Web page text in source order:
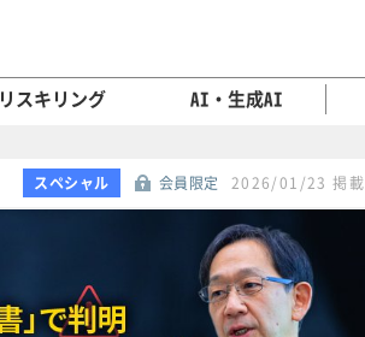
リスキリング AI・生成AI
スペシャル 会員限定 2026/01/23 掲載